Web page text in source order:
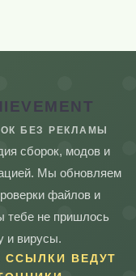
БЕЗ РЕКЛАМЫ
сборок, модов и
Мы обновляем
файлов и
тебе не пришлось
и вирусы.
ССЫЛКИ ВЕДУТ